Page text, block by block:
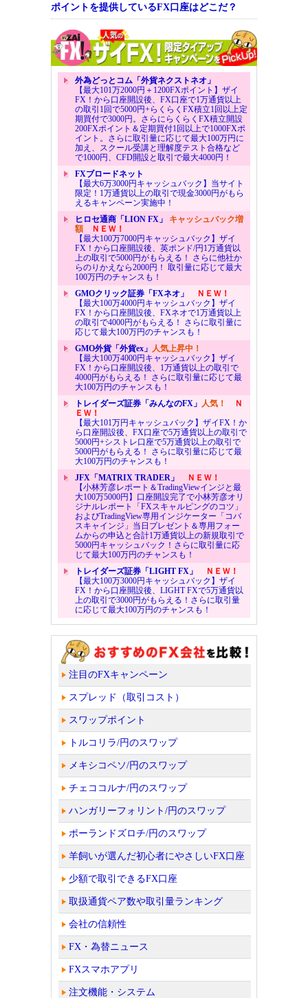
ポイントを提供しているFX口座はどこだ？
外為どっとコム「外貨ネクストネオ」
【最大101万2000円＋1200FXポイント】ザイ
FX！から口座開設後、FX口座で1万通貨以上
の取引1回で5000円+らくらくFX積立1回以上定
期買付で3000円。さらにらくらくFX積立開設
200FXポイント＆定期買付1回以上で1000FXポ
イント。さらに取引量に応じて最大100万円に
加え、スクール受講と理解度テスト合格など
で1000円、CFD開設と取引で最大4000円！
FXブロードネット
【最大6万3000円キャッシュバック】当サイト
限定！1万通貨以上の取引で現金3000円がもら
えるキャンペーン実施中！
ヒロセ通商「LION FX」 キャッシュバック増
額ＮＥＷ！
【最大100万7000円キャッシュバック】ザイ
FX！から口座開設後、英ポンド/円1万通貨以
上の取引で5000円がもらえる！ さらに他社か
らのりかえなら2000円！ 取引量に応じて最大
100万円のチャンスも！
GMOクリック証券「FXネオ」
ＮＥＷ！
【最大100万4000円キャッシュバック】ザイ
FX！から口座開設後、FXネオで1万通貨以上
の取引で4000円がもらえる！ さらに取引量に
応じて最大100万円のチャンスも！
GMO外貨「外貨ex」 人気上昇中！
【最大100万4000円キャッシュバック】ザイ
FX！から口座開設後、1万通貨以上の取引で
4000円がもらえる！ さらに取引量に応じて最
大100万円のチャンスも！
トレイダーズ証券「みんなのFX」 人気！
Ｎ
ＥＷ！
【最大101万円キャッシュバック】ザイFX！か
ら口座開設後、FX口座で5万通貨以上の取引で
5000円+シストレ口座で5万通貨以上の取引で
5000円がもらえる！ さらに取引量に応じて最
大100万円のチャンスも！
JFX「MATRIX TRADER」
ＮＥＷ！
【小林芳彦レポート＆TradingViewインジと最
大100万5000円】口座開設完了で小林芳彦オリ
ジナルレポート「FXスキャルピングのコツ」
およびTradingView専用インジケーター「コバ
スキャインジ」当日プレゼント＆専用フォー
ムからの申込と合計1万通貨以上の新規取引で
5000円キャッシュバック！さらに取引量に応
じて最大100万円のチャンスも！
トレイダーズ証券「LIGHT FX」
ＮＥＷ！
【最大100万3000円キャッシュバック】ザイ
FX！から口座開設後、LIGHT FXで5万通貨以
上の取引で3000円がもらえる！さらに取引量
に応じて最大100万円のチャンスも！
注目のFXキャンペーン
スプレッド（取引コスト）
スワップポイント
トルコリラ/円のスワップ
メキシコペソ/円のスワップ
チェココルナ/円のスワップ
ハンガリーフォリント/円のスワップ
ポーランドズロチ/円のスワップ
羊飼いが選んだ初心者にやさしいFX口座
少額で取引できるFX口座
取扱通貨ペア数や取引量ランキング
会社の信頼性
FX・為替ニュース
FXスマホアプリ
注文機能・システム